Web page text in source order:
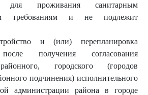
для проживания санитарным
требованиям и не подлежит
и (или) перепланировка
после получения согласования
городского (городов
подчинения) исполнительного
администрации района в городе